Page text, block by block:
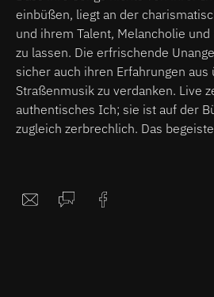
einbüßen, liegt an der
und ihrem Talent, Melancholie
zu lassen. Die erfrischende
sicher auch ihren Erfahrungen aus
Straßenmusik zu verdanken. Live
authentisches Ich; sie ist auf der
zugleich zerbrechlich. Das